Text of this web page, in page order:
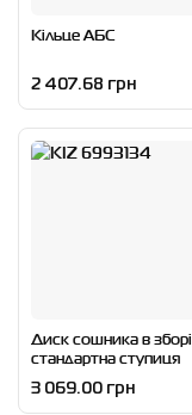
Кільце АБС
2 407.68 грн
Диск сошника в зборі
стандартна ступиця
3 069.00 грн